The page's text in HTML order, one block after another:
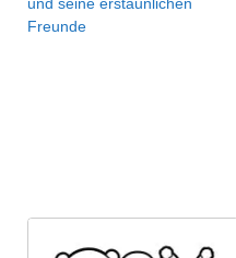
Freunde